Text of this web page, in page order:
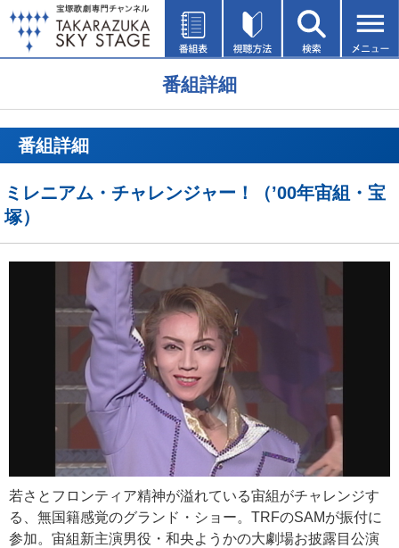
番組詳細
番組詳細
ミレニアム・チャレンジャー！（’00年宙組・宝
塚）
若さとフロンティア精神が溢れている宙組がチャレンジす
る、無国籍感覚のグランド・ショー。TRFのSAMが振付に
参加。宙組新主演男役・和央ようかの大劇場お披露目公演